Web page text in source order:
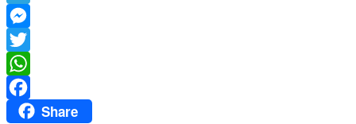
Mail
Telegram
Messenger
Twitter
WhatsApp
FacebookShare